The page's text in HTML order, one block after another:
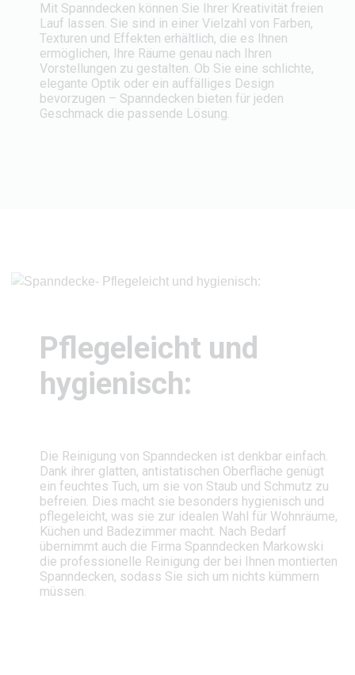
Mit Spanndecken können Sie Ihrer Kreativität freien
Lauf lassen. Sie sind in einer Vielzahl von Farben,
Texturen und Effekten erhältlich, die es Ihnen
ermöglichen, Ihre Räume genau nach Ihren
Vorstellungen zu gestalten. Ob Sie eine schlichte,
elegante Optik oder ein auffälliges Design
bevorzugen – Spanndecken bieten für jeden
Geschmack die passende Lösung.
Pflegeleicht und
hygienisch:
Die Reinigung von Spanndecken ist denkbar einfach.
Dank ihrer glatten, antistatischen Oberfläche genügt
ein feuchtes Tuch, um sie von Staub und Schmutz zu
befreien. Dies macht sie besonders hygienisch und
pflegeleicht, was sie zur idealen Wahl für Wohnräume,
Küchen und Badezimmer macht. Nach Bedarf
übernimmt auch die Firma Spanndecken Markowski
die professionelle Reinigung der bei Ihnen montierten
Spanndecken, sodass Sie sich um nichts kümmern
müssen.